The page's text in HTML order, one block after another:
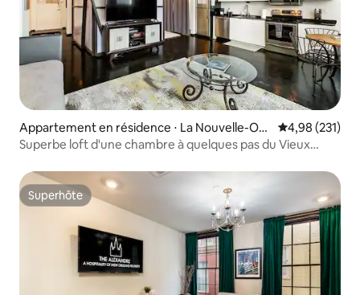
Appartement en résidence ⋅ La Nouvelle-Orl
éans
Évaluation
4,98 (231)
Superbe loft d'une chambre à quelques pas du Vieux
Superhôte
Superhôte